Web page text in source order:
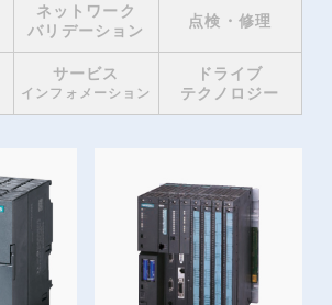
ネットワーク
バリデーション
点検・修理
サービス
インフォメーション
ドライブ
テクノロジー